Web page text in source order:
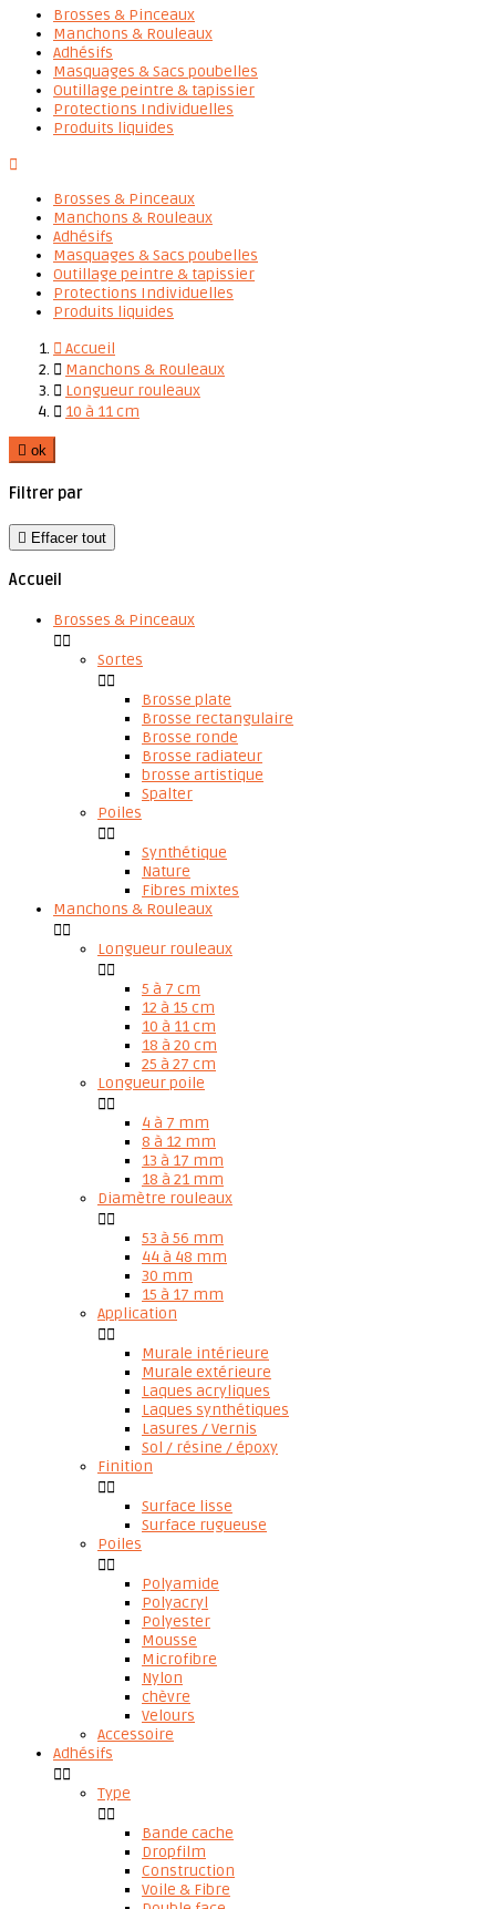
Brosses & Pinceaux
Manchons & Rouleaux
Adhésifs
Masquages & Sacs poubelles
Outillage peintre & tapissier
Protections Individuelles
Produits liquides

Brosses & Pinceaux
Manchons & Rouleaux
Adhésifs
Masquages & Sacs poubelles
Outillage peintre & tapissier
Protections Individuelles
Produits liquides
 Accueil
 Manchons & Rouleaux
 Longueur rouleaux
 10 à 11 cm
 ok
Filtrer par
 Effacer tout
Accueil
Brosses & Pinceaux

Sortes

Brosse plate
Brosse rectangulaire
Brosse ronde
Brosse radiateur
brosse artistique
Spalter
Poiles

Synthétique
Nature
Fibres mixtes
Manchons & Rouleaux

Longueur rouleaux

5 à 7 cm
12 à 15 cm
10 à 11 cm
18 à 20 cm
25 à 27 cm
Longueur poile

4 à 7 mm
8 à 12 mm
13 à 17 mm
18 à 21 mm
Diamètre rouleaux

53 à 56 mm
44 à 48 mm
30 mm
15 à 17 mm
Application

Murale intérieure
Murale extérieure
Laques acryliques
Laques synthétiques
Lasures / Vernis
Sol / résine / époxy
Finition

Surface lisse
Surface rugueuse
Poiles

Polyamide
Polyacryl
Polyester
Mousse
Microfibre
Nylon
chèvre
Velours
Accessoire
Adhésifs

Type

Bande cache
Dropfilm
Construction
Voile & Fibre